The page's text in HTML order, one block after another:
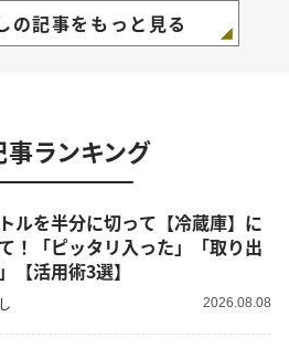
の記事をもっと見る
ランキング
ルを半分に切って【冷蔵庫】に
！「ピッタリ入った」「取り出
【活用術3選】
2026.08.08